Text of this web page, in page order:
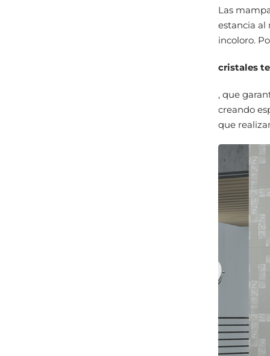
Las
estancia al
incoloro.
cristales
, que
creando
que